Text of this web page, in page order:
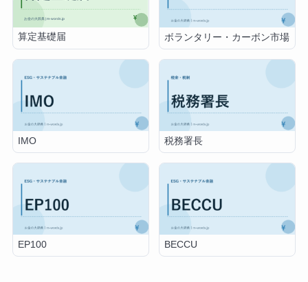
算定基礎届 ボランタリー・カーボン市場
IMO 税務署長
EP100 BECCU